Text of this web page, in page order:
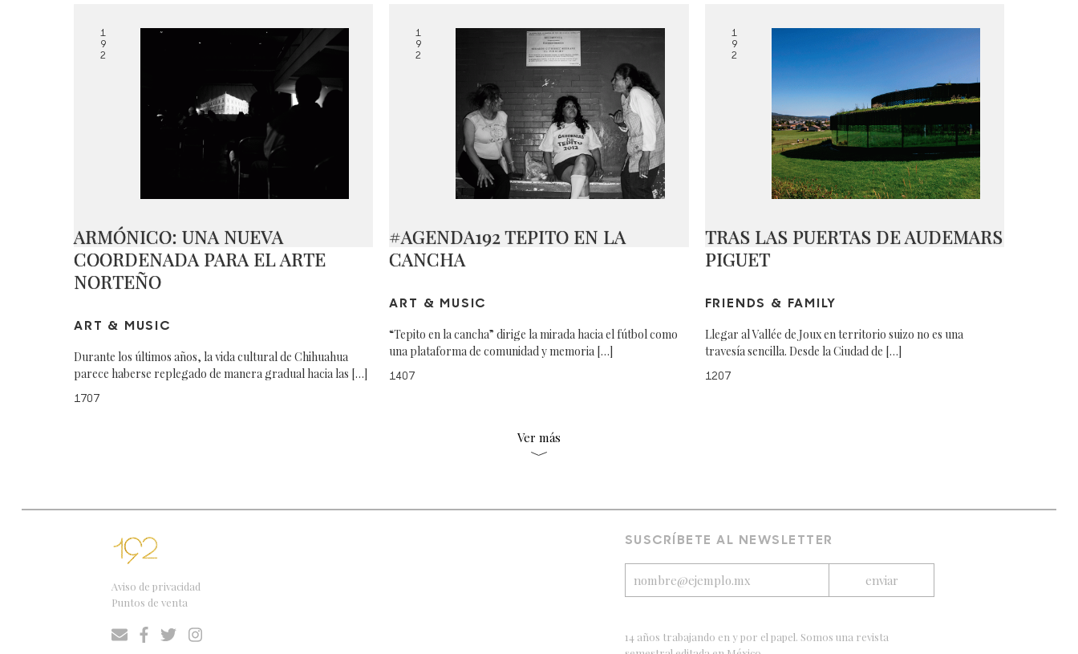
1
9
2
ARMÓNICO: UNA NUEVA
COORDENADA PARA EL ARTE
NORTEÑO
ART & MUSIC
Durante los últimos años, la vida cultural de Chihuahua
parece haberse replegado de manera gradual hacia las […]
1707
1
9
2
#AGENDA192 TEPITO EN LA
CANCHA
ART & MUSIC
“Tepito en la cancha” dirige la mirada hacia el fútbol como
una plataforma de comunidad y memoria […]
1407
1
9
2
TRAS LAS PUERTAS DE AUDEMARS
PIGUET
FRIENDS & FAMILY
Llegar al Vallée de Joux en territorio suizo no es una
travesía sencilla. Desde la Ciudad de […]
1207
Ver más
Aviso de privacidad
Puntos de venta
SUSCRÍBETE AL NEWSLETTER
14 años trabajando en y por el papel. Somos una revista